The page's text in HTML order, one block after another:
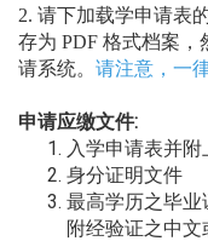
2. 请下加载学申请表
存为 PDF 格式档案
请系统。 请注意，一
申请应缴文件:
入学申请表并
身分证明文件
最高学历之毕
附经验证之中文